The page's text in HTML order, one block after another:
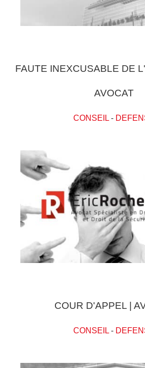
FAUTE INEXCUSABLE DE
AVOCAT
CONSEIL-
COUR D'APPEL |
CONSEIL-